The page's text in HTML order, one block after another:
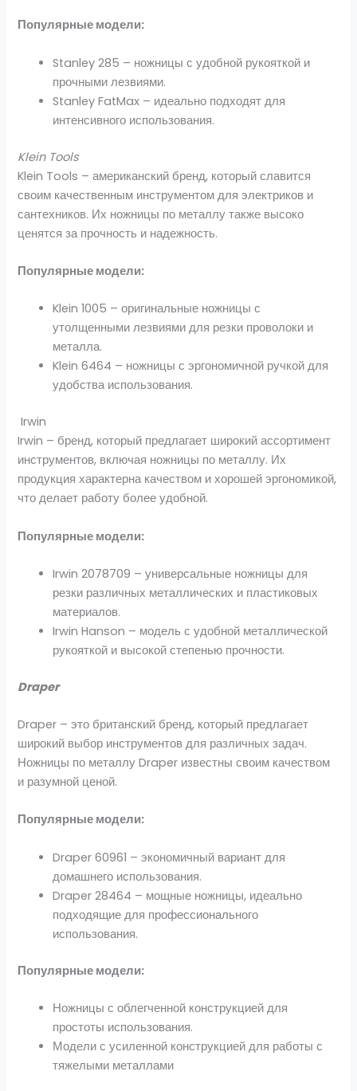
Популярные модели:
Stanley 285 – ножницы с удобной рукояткой и
прочными лезвиями.
Stanley FatMax – идеально подходят для
интенсивного использования.
Klein Tools
Klein Tools – американский бренд, который славится
своим качественным инструментом для электриков и
сантехников. Их ножницы по металлу также высоко
ценятся за прочность и надежность.
Популярные модели:
Klein 1005 – оригинальные ножницы с
утолщенными лезвиями для резки проволоки и
металла.
Klein 6464 – ножницы с эргономичной ручкой для
удобства использования.
Irwin
Irwin – бренд, который предлагает широкий ассортимент
инструментов, включая ножницы по металлу. Их
продукция характерна качеством и хорошей эргономикой,
что делает работу более удобной.
Популярные модели:
Irwin 2078709 – универсальные ножницы для
резки различных металлических и пластиковых
материалов.
Irwin Hanson – модель с удобной металлической
рукояткой и высокой степенью прочности.
Draper
Draper – это британский бренд, который предлагает
широкий выбор инструментов для различных задач.
Ножницы по металлу Draper известны своим качеством
и разумной ценой.
Популярные модели:
Draper 60961 – экономичный вариант для
домашнего использования.
Draper 28464 – мощные ножницы, идеально
подходящие для профессионального
использования.
Популярные модели:
Ножницы с облегченной конструкцией для
простоты использования.
Модели с усиленной конструкцией для работы с
тяжелыми металлами